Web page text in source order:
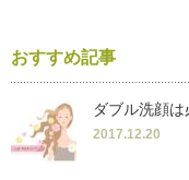
おすすめ記事
ダブル洗顔は
2017.12.20